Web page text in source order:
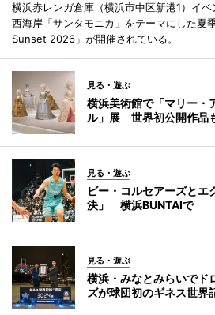
横浜赤レンガ倉庫（横浜市中区新港1）イ
西海岸「サンタモニカ」をテーマにした夏
Sunset 2026」が開催されている。
見る・遊ぶ
横浜美術館で「マリー・
ル」展 世界初公開作品
見る・遊ぶ
ビー・コルセアーズとエ
決」 横浜BUNTAIで
見る・遊ぶ
横浜・みなとみらいで
ズが球団初のギネス世界